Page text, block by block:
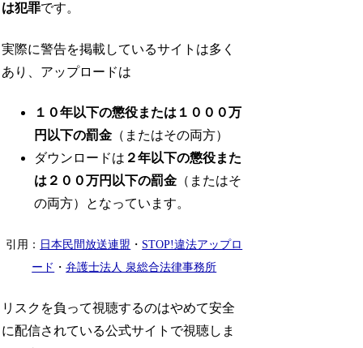
は犯罪です。
実際に警告を掲載しているサイトは多く
あり、アップロードは
１０年以下の懲役または１０００万
円以下の罰金 （またはその両方）
ダウンロードは ２年以下の懲役また
は２００万円以下の罰金 （またはそ
の両方）となっています。
引用： 日本民間放送連盟 ・ STOP!違法アップロ
ード ・弁護士法人 泉総合法律事務所
リスクを負って視聴するのはやめて安全
に配信されている公式サイトで視聴しま